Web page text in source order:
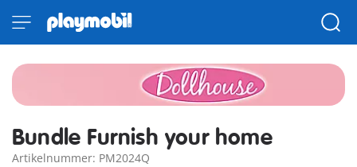
Bundle Furnish your home
Artikelnummer: PM2024Q